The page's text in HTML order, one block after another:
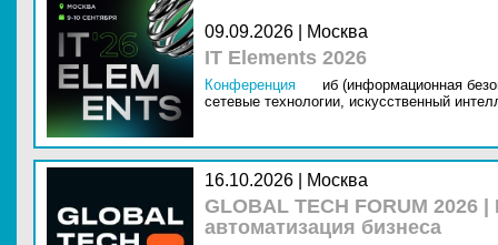
09.09.2026 | Москва
IT Elements 2026
Конференция
иб (информационная
сетевые технологии, искусственный
16.10.2026 | Москва
GLOBAL TECH FORUM
автоматизация бизнеса